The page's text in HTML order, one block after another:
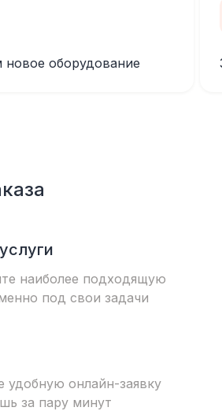
новое оборудование
наиболее подходящую
под свои задачи
удобную онлайн-заявку
за пару минут